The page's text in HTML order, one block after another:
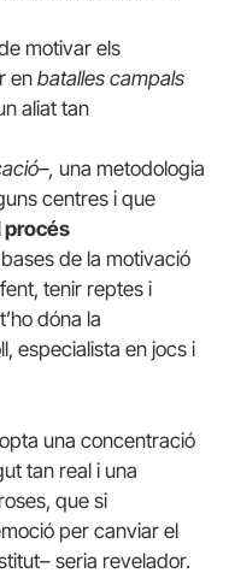
motivar els
en batalles campals
aliat tan
–, una metodologia
centres i que
procés
de la motivació
tenir reptes i
dóna la
especialista en jocs i
una concentració
tan real i una
que si
per canviar el
seria revelador.